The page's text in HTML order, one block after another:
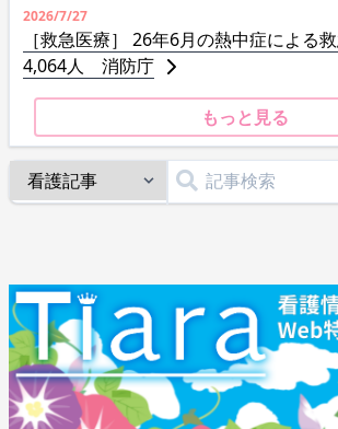
2026/7/27
［救急医療］ 26年6月の熱中症による
4,064人 消防庁
もっと見る